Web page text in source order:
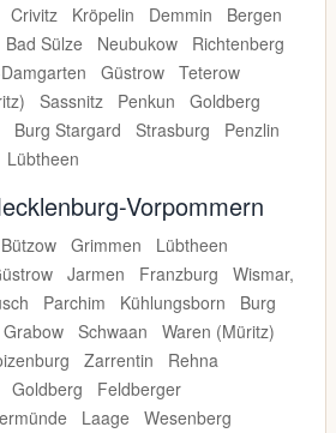
Crivitz Kröpelin Demmin
Bergen
Bad Sülze Neubukow
Richtenberg
Güstrow Teterow
Sassnitz Penkun
Goldberg
Burg Stargard Strasburg
Penzlin
Lübtheen
Vorpommern
Bützow Grimmen
Lübtheen
Jarmen Franzburg
Wismar,
Parchim Kühlungsborn
Burg
Grabow Schwaan
Waren (Müritz)
Zarrentin
Rehna
Goldberg
Feldberger
Laage
Wesenberg